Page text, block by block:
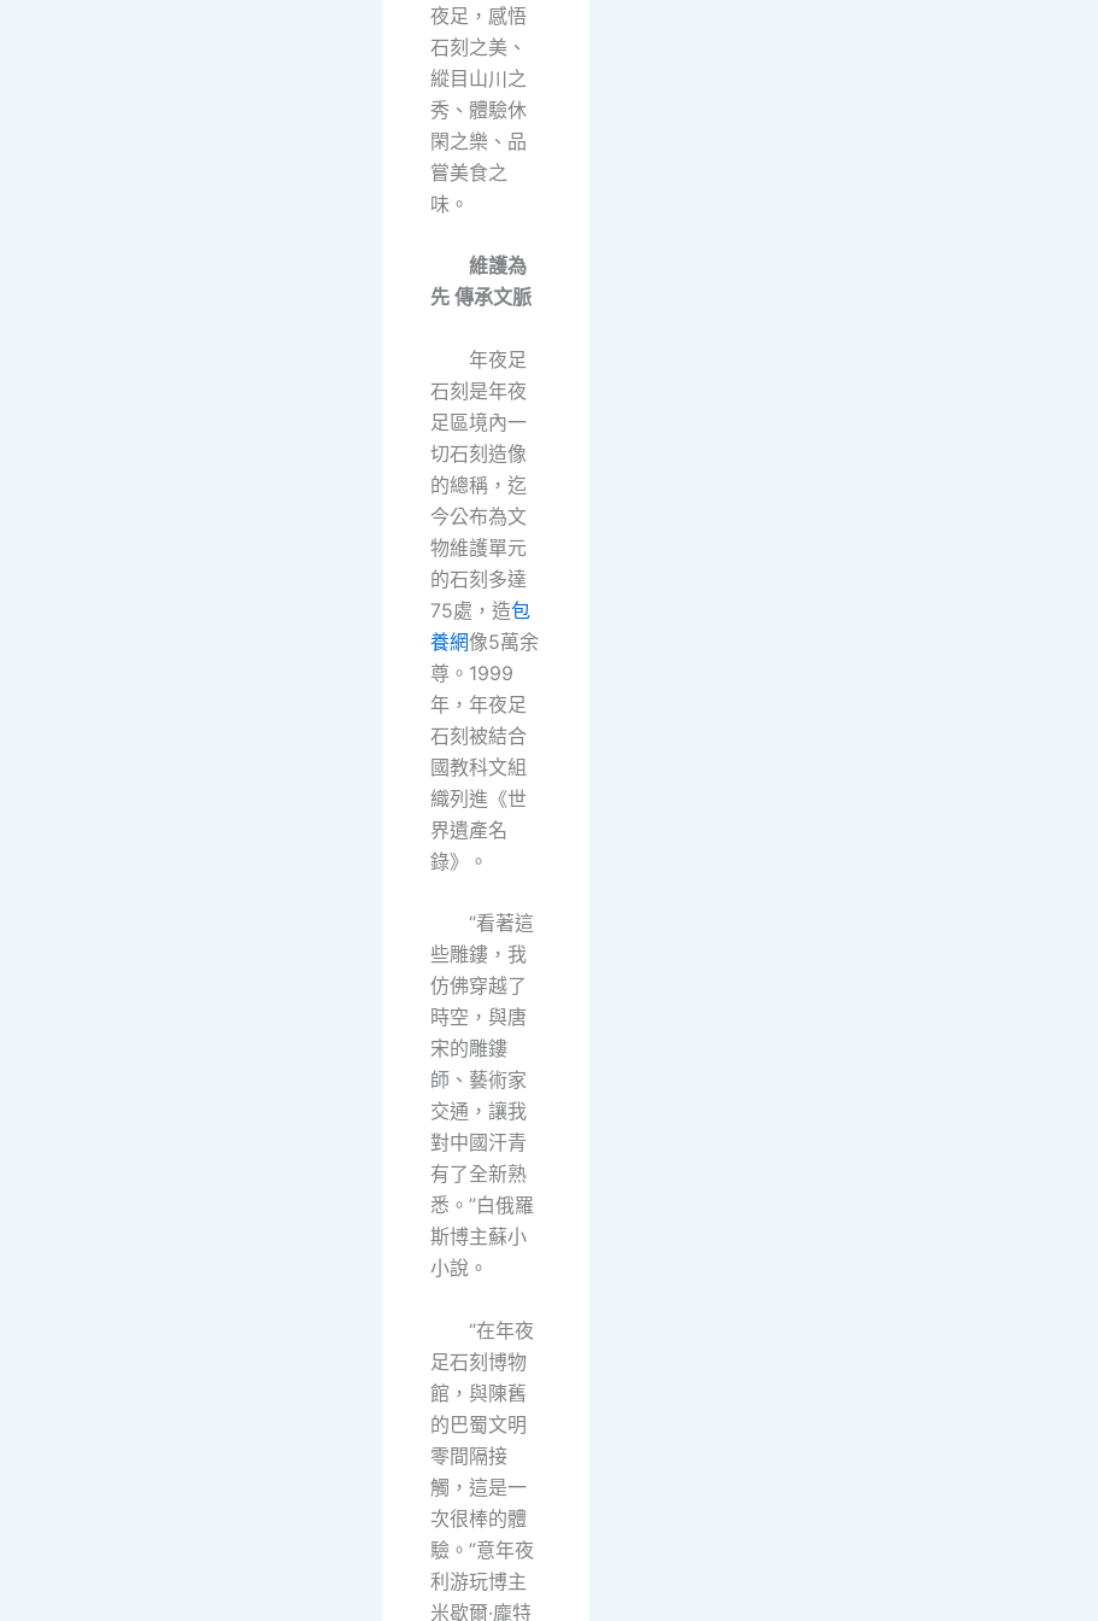
夜足，感悟
石刻之美、
縱目山川之
秀、體驗休
閑之樂、品
嘗美食之
味。
維護為
先 傳承文脈
年夜足
石刻是年夜
足區境內一
切石刻造像
的總稱，迄
今公布為文
物維護單元
的石刻多達
75處，造包
養網像5萬余
尊。1999
年，年夜足
石刻被結合
國教科文組
織列進《世
界遺產名
錄》。
“看著這
些雕鏤，我
仿佛穿越了
時空，與唐
宋的雕鏤
師、藝術家
交通，讓我
對中國汗青
有了全新熟
悉。”白俄羅
斯博主蘇小
小說。
“在年夜
足石刻博物
館，與陳舊
的巴蜀文明
零間隔接
觸，這是一
次很棒的體
驗。”意年夜
利游玩博主
米歇爾·龐特